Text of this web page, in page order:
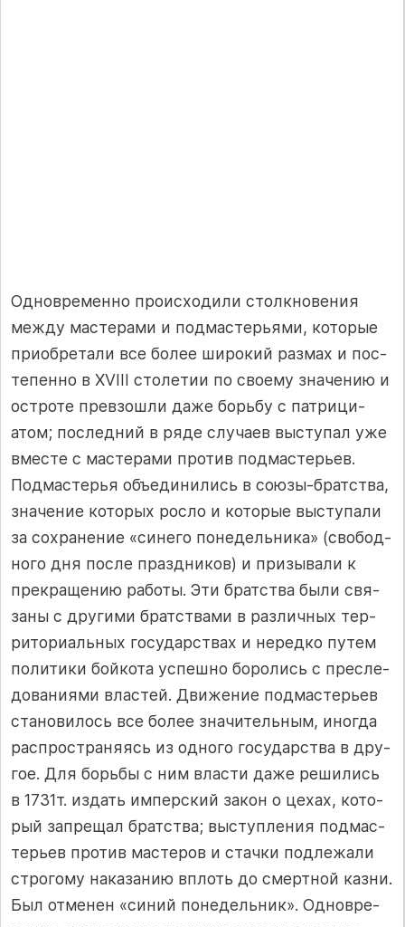
Одновременно про­ис­хо­ди­ли стол­к­но­ве­ния
меж­ду мас­те­ра­ми и под­мас­терь­ями, ко­то­рые
при­об­ре­та­ли все бо­лее ши­ро­кий раз­мах и пос­
те­пен­но в XVI­II сто­ле­тии по сво­ему зна­че­нию и
ос­т­ро­те прев­зош­ли да­же борь­бу с пат­ри­ци­
атом; пос­лед­ний в ря­де слу­ча­ев выс­ту­пал уже
вмес­те с мас­те­ра­ми про­тив под­мас­терь­ев.
Под­мас­терья объ­еди­ни­лись в со­юзы-брат­с­т­ва,
зна­че­ние ко­то­рых рос­ло и ко­то­рые выс­ту­па­ли
за сох­ра­не­ние «си­не­го по­не­дель­ни­ка» (сво­бод­
но­го дня пос­ле праз­д­ни­ков) и при­зы­ва­ли к
прек­ра­ще­нию ра­бо­ты. Эти брат­с­т­ва бы­ли свя­
за­ны с дру­ги­ми брат­с­т­ва­ми в раз­лич­ных тер­
ри­то­ри­аль­ных го­су­дар­с­т­вах и не­ред­ко пу­тем
по­ли­ти­ки бой­ко­та ус­пеш­но бо­ро­лись с прес­ле­
до­ва­ни­ями влас­тей. Дви­же­ние под­мас­терь­ев
ста­но­ви­лось все бо­лее зна­чи­тель­ным, иног­да
рас­п­рос­т­ра­ня­ясь из од­но­го го­су­дар­с­т­ва в дру­
гое. Для борь­бы с ним влас­ти да­же ре­ши­лись
в 1731т. из­дать им­пер­с­кий за­кон о це­хах, ко­то­
рый зап­ре­щал брат­с­т­ва; выс­туп­ле­ния под­мас­
терь­ев про­тив мас­те­ров и стач­ки под­ле­жа­ли
стро­го­му на­ка­за­нию вплоть до смер­т­ной каз­ни.
Был от­ме­нен «си­ний по­не­дель­ник». Од­нов­ре­